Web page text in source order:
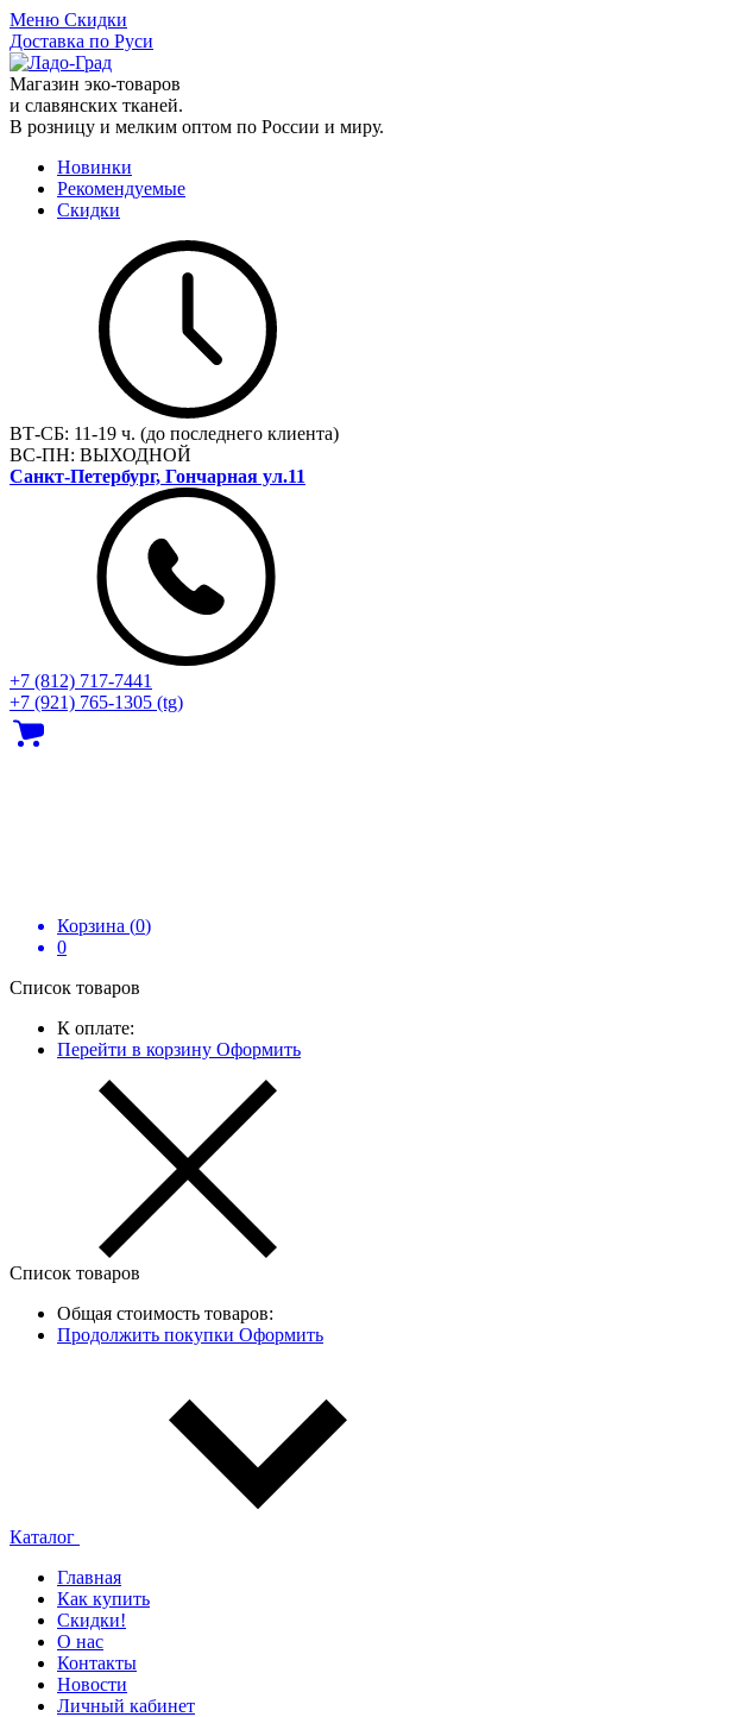
Меню Скидки
Доставка по Руси
Магазин эко-товаров
и славянских тканей.
В розницу и мелким оптом по России и миру.
Новинки
Рекомендуемые
Скидки
ВТ-СБ: 11-19 ч. (до последнего клиента)
ВС-ПН: ВЫХОДНОЙ
Санкт-Петербург, Гончарная ул.11
+7 (812) 717‑7441
+7 (921) 765-1305 (tg)
Корзина (0)
0
Список товаров
К оплате:
Перейти в корзину Оформить
Список товаров
Общая стоимость товаров:
Продолжить покупки Оформить
Каталог
Главная
Как купить
Скидки!
О нас
Контакты
Новости
Личный кабинет